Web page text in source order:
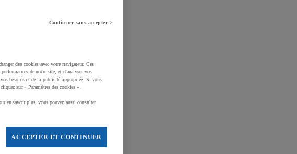
Continuer sans accepter >
des cookies avec votre navigateur. Ces
de notre site, et d'analyser vos
besoins et de la publicité appropriée. Si vous
sur « Paramètres des cookies ».
en savoir plus, vous pouvez aussi consulter
ACCEPTER ET CONTINUER